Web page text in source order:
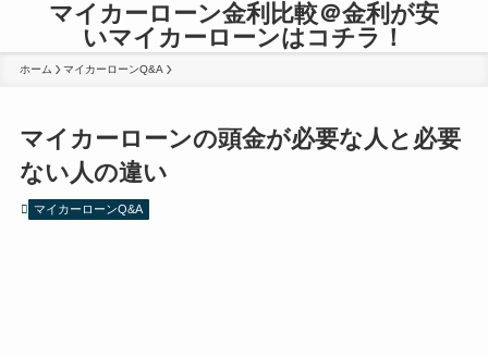
マイカーローン金利比較＠金利が安
いマイカーローンはコチラ！
ホーム マイカーローンQ&A
マイカーローンの頭金が必要な人と必要
ない人の違い
マイカーローンQ&A